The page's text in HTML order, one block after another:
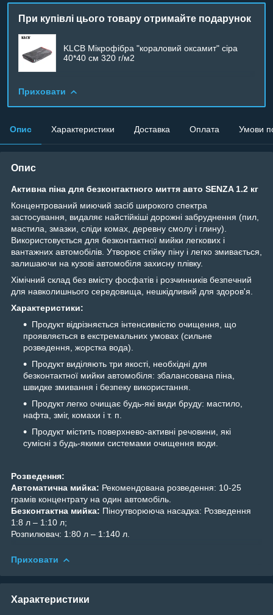
При купівлі цього товару отримайте подарунок
KLCB Мікрофібра "кораловий оксамит" сіра
40*40 см 320 г/м2
Приховати
Опис Характеристики Доставка Оплата Умови
Опис
Активна піна для безконтактного миття авто SENZA 1.2 кг
Концентрований миючий засіб широкого спектра
застосування, видаляє найстійкіші дорожні забруднення (пил,
мастила, змазки, сліди комах, деревну смолу і глину).
Використовується для безконтактної мийки легкових і
вантажних автомобілів. Утворює стійку піну і легко змивається,
залишаючи на кузові автомобіля захисну плівку.
Хімічний склад без вмісту фосфатів і розчинників безпечний
для навколишнього середовища, нешкідливий для здоров'я.
Характеристики:
Продукт відрізняється інтенсивністю очищення, що
проявляється в екстремальних умовах (сильне
розведення, жорстка вода).
Продукт виділяють три якості, необхідні для
безконтактної мийки автомобіля: збалансована піна,
швидке змивання і безпеку використання.
Продукт легко очищає будь-які види бруду: мастило,
нафта, зміг, комахи і т. п.
Продукт містить поверхнево-активні речовини, які
сумісні з будь-якими системами очищення води.
Розведення:
Автоматична мийка: Рекомендована розведення: 10-25
грамів концентрату на один автомобіль.
Безконтактна мийка: Піноутворююча насадка: Розведення
1:8 л – 1:10 л;
Розпилювач: 1:80 л – 1:140 л.
Приховати
Характеристики